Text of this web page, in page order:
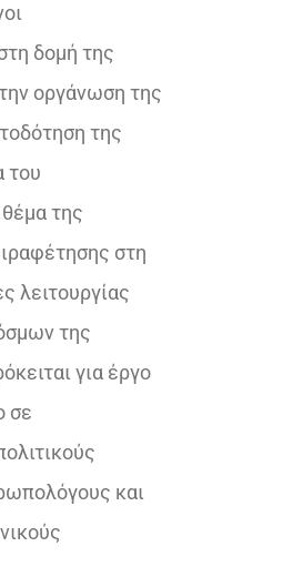
δομή της
οργάνωση της
της
του
της
στη
λειτουργίας
της
για έργο
σε
και